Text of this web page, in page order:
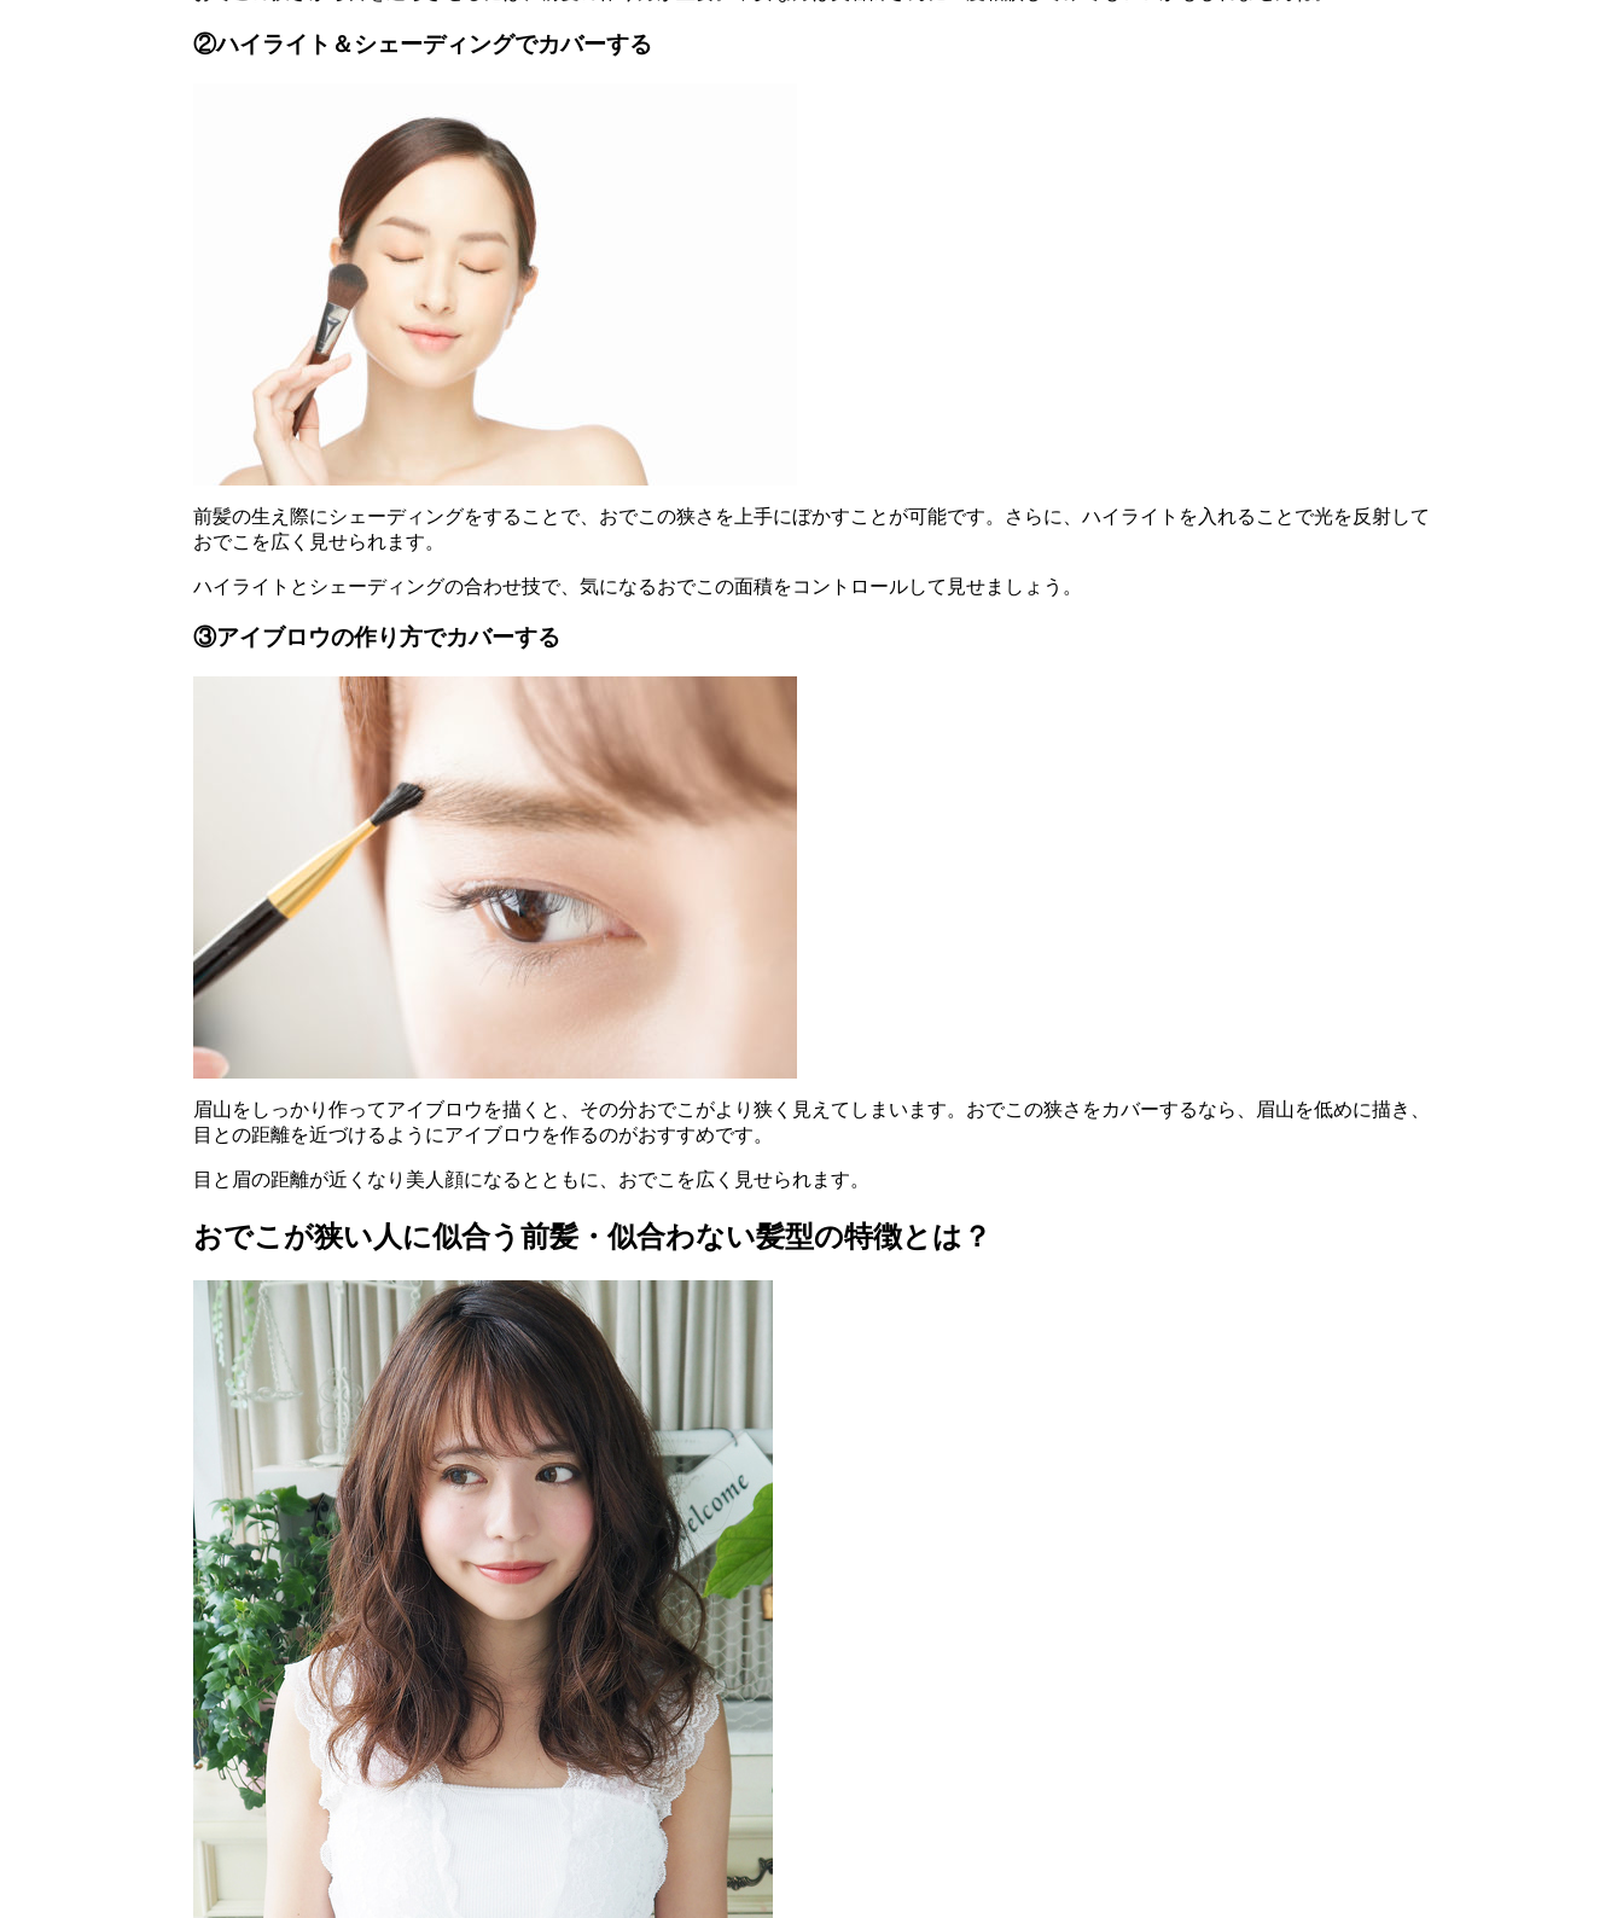
②ハイライト＆シェーディングでカバーする
前髪の生え際にシェーディングをすることで、おでこの狭さを上手にぼかすことが可能です。さらに、ハイライトを入れることで光を反射して
おでこを広く見せられます。
ハイライトとシェーディングの合わせ技で、気になるおでこの面積をコントロールして見せましょう。
③アイブロウの作り方でカバーする
眉山をしっかり作ってアイブロウを描くと、その分おでこがより狭く見えてしまいます。おでこの狭さをカバーするなら、眉山を低めに描き、
目との距離を近づけるようにアイブロウを作るのがおすすめです。
目と眉の距離が近くなり美人顔になるとともに、おでこを広く見せられます。
おでこが狭い人に似合う前髪・似合わない髪型の特徴とは？